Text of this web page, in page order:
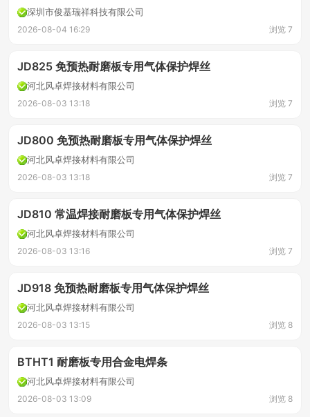
深圳市俊基瑞祥科技有限公司
2026-08-04 16:29 浏览 7
JD825 免预热耐磨板专用气体保护焊丝
河北风卓焊接材料有限公司
2026-08-03 13:18 浏览 7
JD800 免预热耐磨板专用气体保护焊丝
河北风卓焊接材料有限公司
2026-08-03 13:18 浏览 7
JD810 常温焊接耐磨板专用气体保护焊丝
河北风卓焊接材料有限公司
2026-08-03 13:16 浏览 7
JD918 免预热耐磨板专用气体保护焊丝
河北风卓焊接材料有限公司
2026-08-03 13:15 浏览 8
BTHT1 耐磨板专用合金电焊条
河北风卓焊接材料有限公司
2026-08-03 13:09 浏览 8